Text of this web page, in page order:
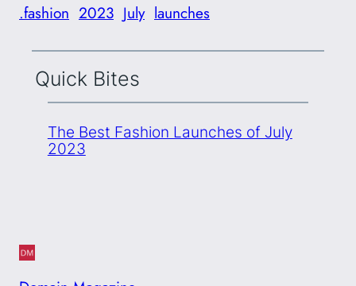
.fashion 2023 July launches
Quick Bites
The Best Fashion Launches of July
2023